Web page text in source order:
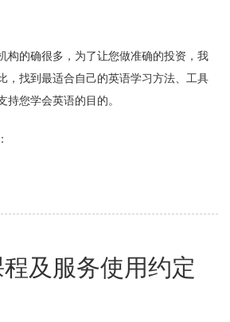
构的确很多，为了让您做准确的投资，我
，找到最适合自己的英语学习方法、工具
持您学会英语的目的。
及服务使用约定